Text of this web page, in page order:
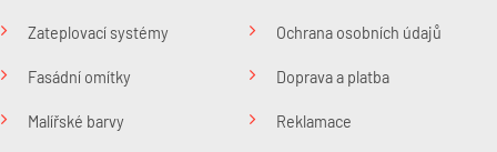
Zateplovací systémy
Fasádní omítky
Malířské barvy
Ochrana osobních údajů
Doprava a platba
Reklamace